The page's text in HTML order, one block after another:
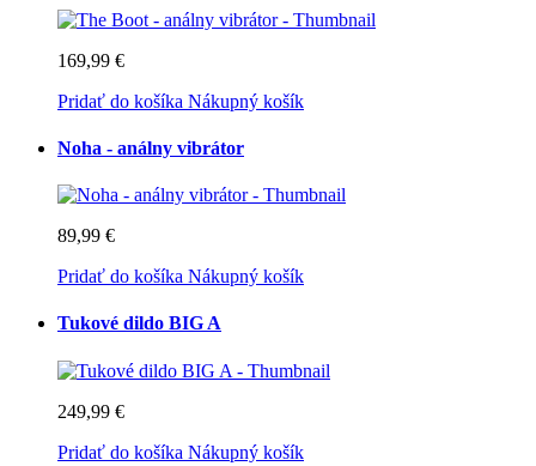
169,99 €
Pridať do košíka Nákupný košík
Noha - análny vibrátor
89,99 €
Pridať do košíka Nákupný košík
Tukové dildo BIG A
249,99 €
Pridať do košíka Nákupný košík